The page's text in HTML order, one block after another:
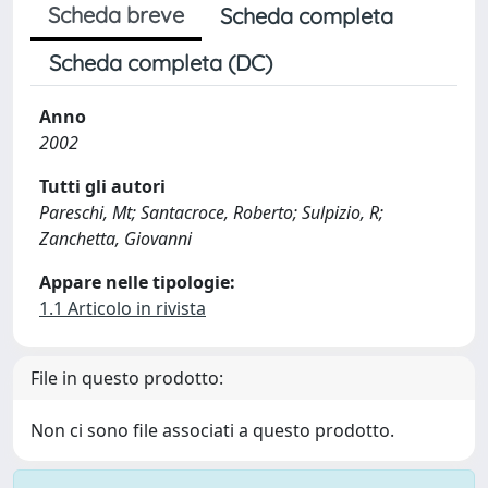
Scheda breve
Scheda completa
Scheda completa (DC)
Anno
2002
Tutti gli autori
Pareschi, Mt; Santacroce, Roberto; Sulpizio, R;
Zanchetta, Giovanni
Appare nelle tipologie:
1.1 Articolo in rivista
File in questo prodotto:
Non ci sono file associati a questo prodotto.